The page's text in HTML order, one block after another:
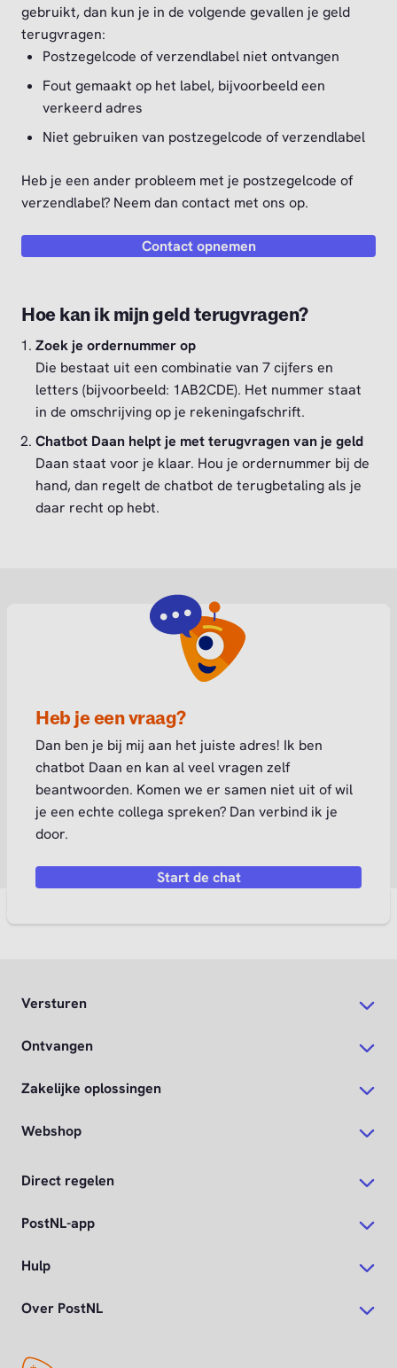
gebruikt, dan kun je in de volgende gevallen je geld
terugvragen:
Postzegelcode of verzendlabel niet ontvangen
Fout gemaakt op het label, bijvoorbeeld een
verkeerd adres
Niet gebruiken van postzegelcode of verzendlabel
Heb je een ander probleem met je postzegelcode of
verzendlabel? Neem dan contact met ons op.
Contact opnemen
Hoe kan ik mijn geld terugvragen?
Zoek je ordernummer op
Die bestaat uit een combinatie van 7 cijfers en
letters (bijvoorbeeld: 1AB2CDE). Het nummer staat
in de omschrijving op je rekeningafschrift.
Chatbot Daan helpt je met terugvragen van je geld
Daan staat voor je klaar. Hou je ordernummer bij de
hand, dan regelt de chatbot de terugbetaling als je
daar recht op hebt.
Heb je een vraag?
Dan ben je bij mij aan het juiste adres! Ik ben
chatbot Daan en kan al veel vragen zelf
beantwoorden. Komen we er samen niet uit of wil
je een echte collega spreken? Dan verbind ik je
door.
Start de chat
Versturen
Ontvangen
Zakelijke oplossingen
Webshop
Direct regelen
PostNL-app
Hulp
Over PostNL